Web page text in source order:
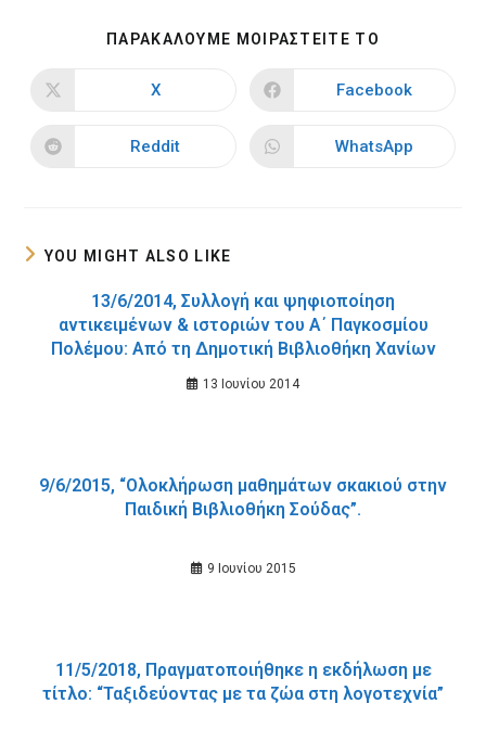
ΠΑΡΑΚΑΛΟΥΜΕ ΜΟΙΡΑΣΤΕΙΤΕ ΤΟ
CONTENT
Opens
new
window
X
Opens
new
window
Facebook
Opens
Reddit
Opens
WhatsApp
YOU MIGHT ALSO LIKE
13/6/2014, Συλλογή και ψηφιοποίηση
αντικειμένων & ιστοριών του Α΄ Παγκοσμίου
Πολέμου: Από τη Δημοτική Βιβλιοθήκη Χανίων
13 Ιουνίου 2014
9/6/2015, “Oλοκλήρωση μαθημάτων σκακιού στην
Παιδική Βιβλιοθήκη Σούδας”.
9 Ιουνίου 2015
11/5/2018, Πραγματοποιήθηκε η εκδήλωση με
τίτλο: “Ταξιδεύοντας με τα ζώα στη λογοτεχνία”